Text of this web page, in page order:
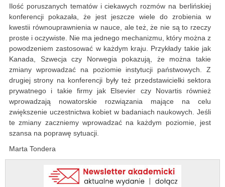
Ilość poruszanych tematów i ciekawych rozmów na berlińskiej
konferencji pokazała, że jest jeszcze wiele do zrobienia w
kwestii równouprawnienia w nauce, ale też, że nie są to rzeczy
proste i oczywiste. Nie ma jednego mechanizmu, który można z
powodzeniem zastosować w każdym kraju. Przykłady takie jak
Kanada, Szwecja czy Norwegia pokazują, że można takie
zmiany wprowadzać na poziomie instytucji państwowych. Z
drugiej strony na konferencji były też przedstawicielki sektora
prywatnego i takie firmy jak Elsevier czy Novartis również
wprowadzają nowatorskie rozwiązania mające na celu
zwiększenie uczestnictwa kobiet w badaniach naukowych. Jeśli
te zmiany zaczniemy wprowadzać na każdym poziomie, jest
szansa na poprawę sytuacji.
Marta Tondera